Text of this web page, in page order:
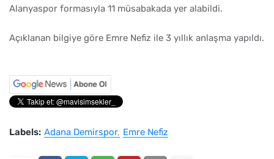
Alanyaspor formasıyla 11 müsabakada yer alabildi.
Açıklanan bilgiye göre Emre Nefiz ile 3 yıllık anlaşma yapıldı.
Labels: Adana Demirspor Emre Nefiz